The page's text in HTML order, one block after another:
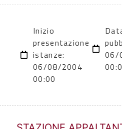
Inizio
presentazione
istanze:
06/08/2004
00:00
06/